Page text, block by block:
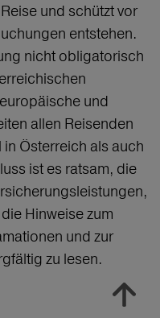
und schützt vor
entstehen.
nicht obligatorisch
und
allen Reisenden
Österreich als auch
ist es ratsam, die
Hinweise zum
und zur
zu lesen.